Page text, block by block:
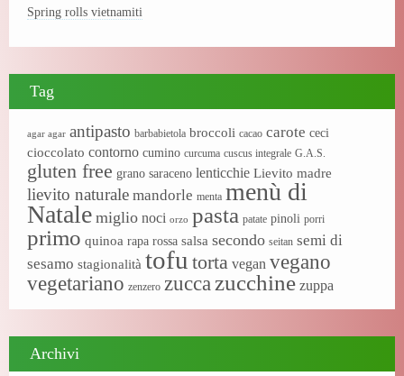
Spring rolls vietnamiti
Tag
agar agar antipasto barbabietola broccoli cacao carote ceci
cioccolato contorno cumino curcuma cuscus integrale G.A.S.
gluten free grano saraceno lenticchie Lievito madre
lievito naturale mandorle menta menù di
Natale miglio noci orzo pasta patate pinoli porri
primo quinoa rapa rossa salsa secondo seitan semi di
sesamo stagionalità tofu torta vegan vegano
vegetariano zenzero zucca zucchine zuppa
Archivi